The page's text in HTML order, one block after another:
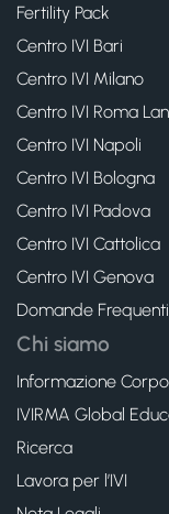
Fertility Pack
Centro IVI Bari
Centro IVI Milano
Centro IVI Roma
Centro IVI Napoli
Centro IVI Bologna
Centro IVI Padova
Centro IVI Cattolica
Centro IVI Genova
Domande Frequenti
Chi siamo
Informazione
IVIRMA Global
Ricerca
Lavora per l’IVI